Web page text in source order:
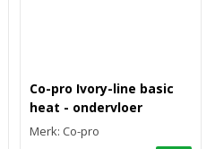
Co-pro Ivory-line basic
heat - ondervloer
Merk: Co-pro